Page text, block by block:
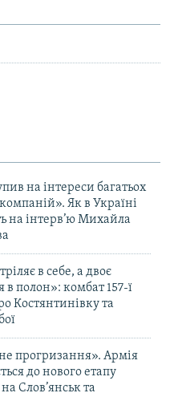
на інтереси багатьох
Як в Україні
на інтерв’ю Михайла
в себе, а двоє
в полон»: комбат 157-ї
Костянтинівку та
прогризання». Армія
до нового етапу
Слов’янськ та